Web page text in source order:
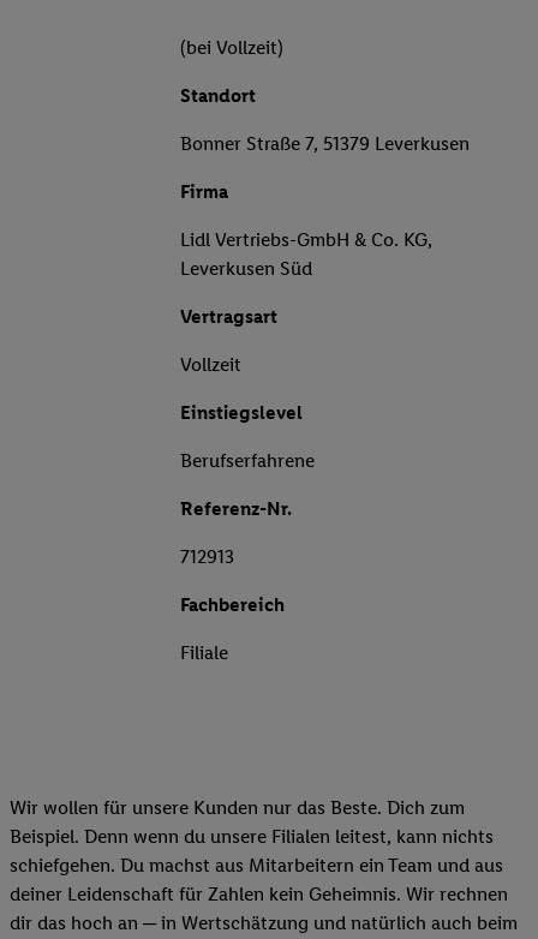
(bei Vollzeit)
Standort
Bonner Straße 7, 51379 Leverkusen
Firma
Lidl Vertriebs-GmbH & Co. KG,
Leverkusen Süd
Vertragsart
Vollzeit
Einstiegslevel
Berufserfahrene
Referenz-Nr.
712913
Fachbereich
Filiale
Wir wollen für unsere Kunden nur das Beste. Dich zum
Beispiel. Denn wenn du unsere Filialen leitest, kann nichts
schiefgehen. Du machst aus Mitarbeitern ein Team und aus
deiner Leidenschaft für Zahlen kein Geheimnis. Wir rechnen
dir das hoch an ─ in Wertschätzung und natürlich auch beim